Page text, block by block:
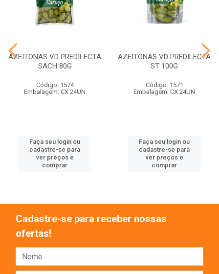
AZEITONAS VD PREDILECTA
SACH 80G
Código: 1574
Embalagem: CX 24UN
Faça seu login ou
cadastre-se para
ver preços e
comprar
AZEITONAS VD PREDILECTA
ST 100G
Código: 1571
Embalagem: CX 24UN
Faça seu login ou
cadastre-se para
ver preços e
comprar
Cadastre-se para receber nossas
ofertas!